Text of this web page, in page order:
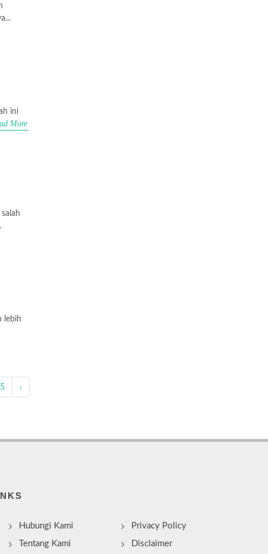
ini
More
lebih
5 ›
Hubungi Kami
Tentang Kami
Privacy Policy
Disclaimer